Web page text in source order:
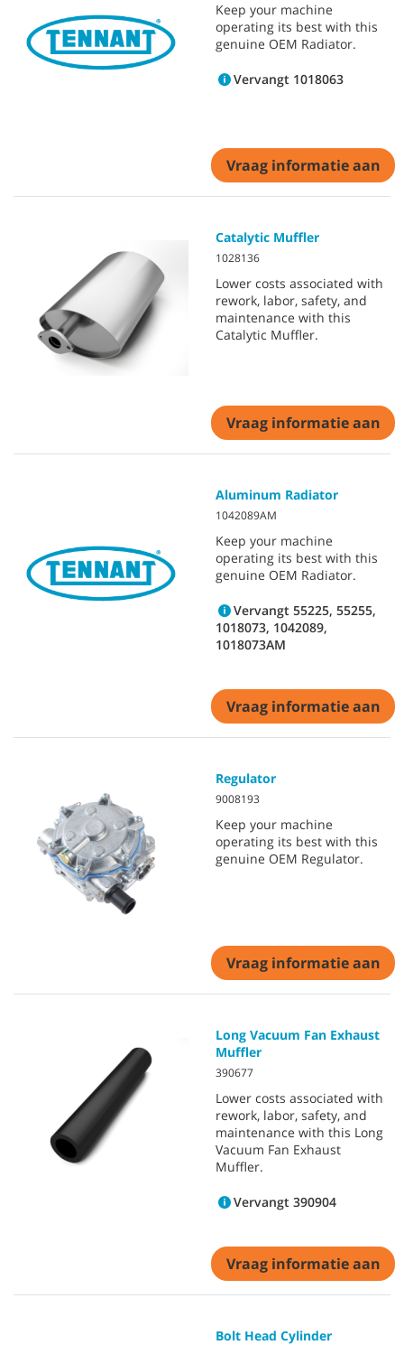
Keep your machine
operating its best with this
genuine OEM Radiator.
Vervangt 1018063
Vraag informatie aan
Catalytic Muffler
1028136
Lower costs associated with
rework, labor, safety, and
maintenance with this
Catalytic Muffler.
Vraag informatie aan
Aluminum Radiator
1042089AM
Keep your machine
operating its best with this
genuine OEM Radiator.
Vervangt 55225, 55255,
1018073, 1042089,
1018073AM
Vraag informatie aan
Regulator
9008193
Keep your machine
operating its best with this
genuine OEM Regulator.
Vraag informatie aan
Long Vacuum Fan Exhaust
Muffler
390677
Lower costs associated with
rework, labor, safety, and
maintenance with this Long
Vacuum Fan Exhaust
Muffler.
Vervangt 390904
Vraag informatie aan
Bolt Head Cylinder